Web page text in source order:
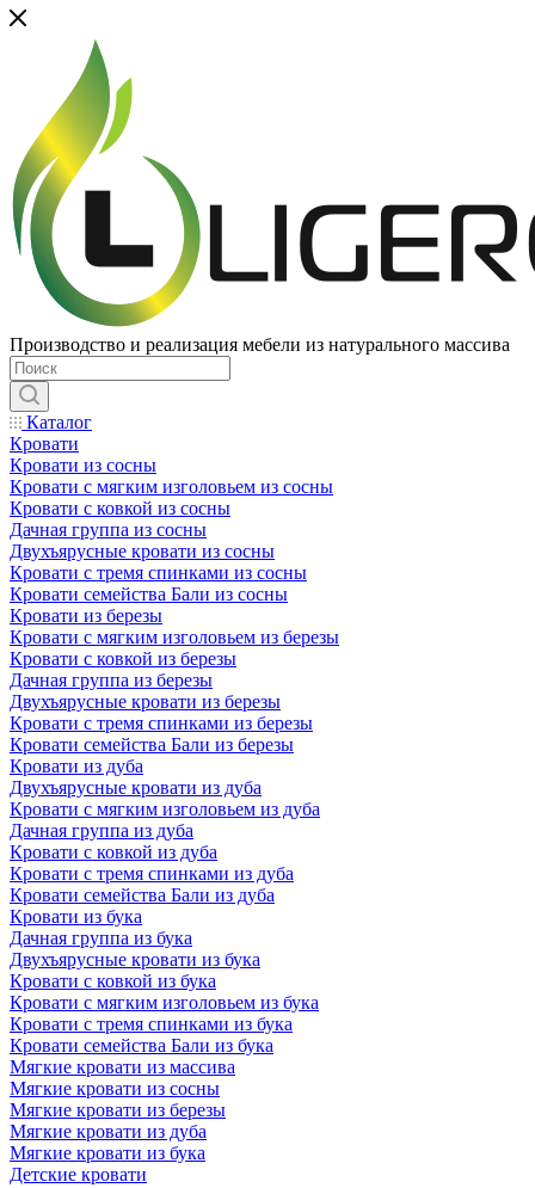
Производство и реализация мебели из натурального массива
Каталог
Кровати
Кровати из сосны
Кровати с мягким изголовьем из сосны
Кровати с ковкой из сосны
Дачная группа из сосны
Двухъярусные кровати из сосны
Кровати с тремя спинками из сосны
Кровати семейства Бали из сосны
Кровати из березы
Кровати с мягким изголовьем из березы
Кровати с ковкой из березы
Дачная группа из березы
Двухъярусные кровати из березы
Кровати с тремя спинками из березы
Кровати семейства Бали из березы
Кровати из дуба
Двухъярусные кровати из дуба
Кровати с мягким изголовьем из дуба
Дачная группа из дуба
Кровати с ковкой из дуба
Кровати с тремя спинками из дуба
Кровати семейства Бали из дуба
Кровати из бука
Дачная группа из бука
Двухъярусные кровати из бука
Кровати с ковкой из бука
Кровати с мягким изголовьем из бука
Кровати с тремя спинками из бука
Кровати семейства Бали из бука
Мягкие кровати из массива
Мягкие кровати из сосны
Мягкие кровати из березы
Мягкие кровати из дуба
Мягкие кровати из бука
Детские кровати